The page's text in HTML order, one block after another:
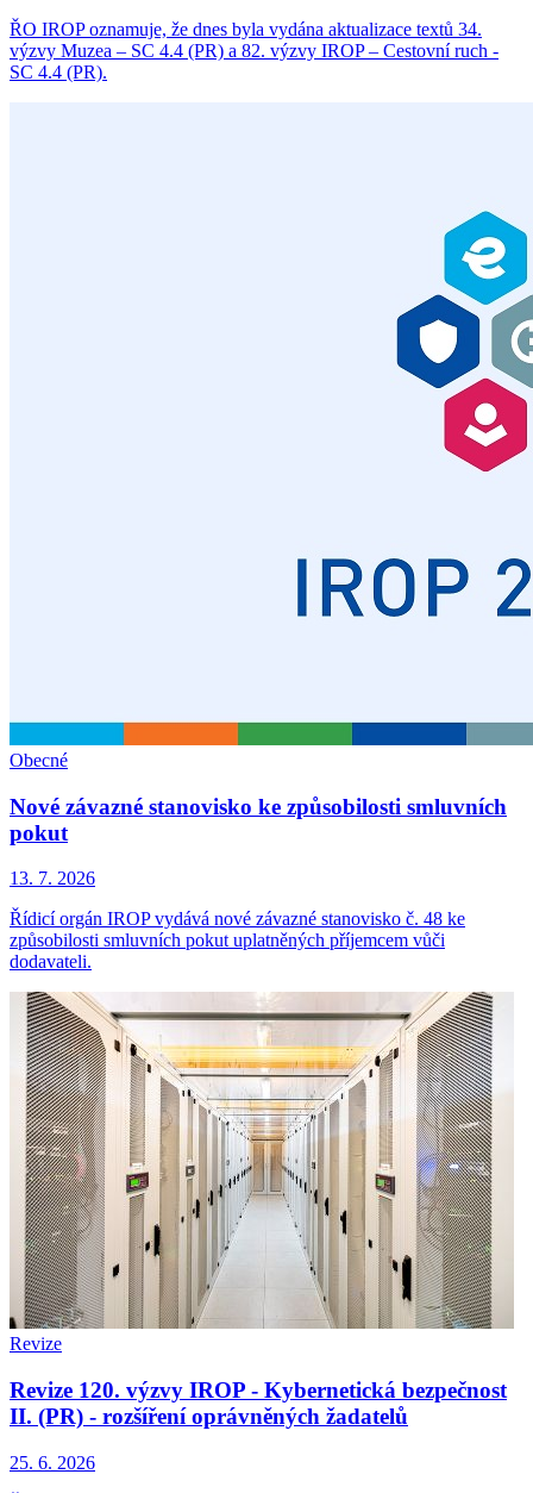
ŘO IROP oznamuje, že dnes byla vydána aktualizace textů 34.
výzvy Muzea – SC 4.4 (PR) a 82. výzvy IROP – Cestovní ruch -
SC 4.4 (PR).
Obecné
Nové závazné stanovisko ke způsobilosti smluvních
pokut
13. 7. 2026
Řídicí orgán IROP vydává nové závazné stanovisko č. 48 ke
způsobilosti smluvních pokut uplatněných příjemcem vůči
dodavateli.
Revize
Revize 120. výzvy IROP - Kybernetická bezpečnost
II. (PR) - rozšíření oprávněných žadatelů
25. 6. 2026